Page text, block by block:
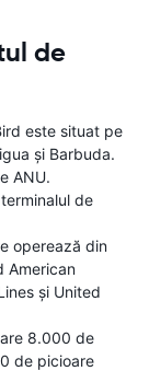
de
este situat pe
și Barbuda.
ANU.
de
operează din
American
și United
8.000 de
de picioare